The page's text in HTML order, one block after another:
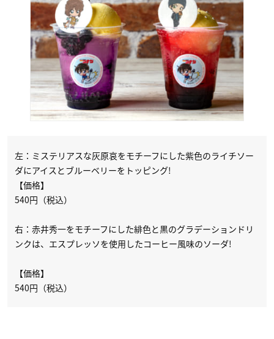
左：ミステリアスな灰原哀をモチーフにした紫色のライチソー
ダにアイスとブルーベリーをトッピング!
【価格】
540円（税込）
右：赤井秀一をモチーフにした緋色と黒のグラデーションドリ
ンクは、エスプレッソを使用したコーヒー風味のソーダ!
【価格】
540円（税込）